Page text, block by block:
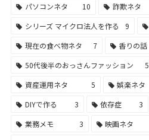
パソコンネタ
10 詐欺ネタ
シリーズ マイクロ法人を作る
9
現在の食べ物ネタ
7 香りの話
50代後半のおっさんファッション
5
資産運用ネタ
5 娯楽ネタ
DIYで作る
3 依存症 3
業務メモ
3 映画ネタ